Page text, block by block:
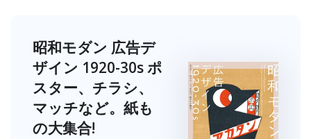
昭和モダン 広告デ
ザイン 1920-30s ポ
スター、チラシ、
マッチなど。紙も
の大集合!